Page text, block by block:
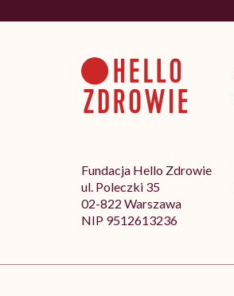
Fundacja Hello Zdrowie
ul. Poleczki 35
02-822 Warszawa
NIP 9512613236